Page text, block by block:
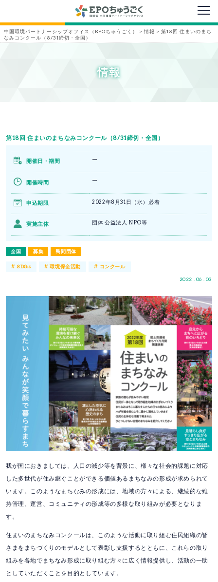
メニ
中国環境パートナーシップオフィス（EPOちゅうごく） > 情報 > 第18回 住まいのまち
なみコンクール（8/31締切・全国）
情報
第18回 住まいのまちなみコンクール（8/31締切・全国）
全国 募集 民間団体
2022 . 06 . 03
開催日・期間 ー
開催時間 ー
申込期限 2022年8月31日（水）必着
実施主体 団体 公益法人 NPO等
#SDGs #環境保全活動 # コンクール
我が国におきましては、人口の減少等を背景に、様々な社会的課題に対応
した多世代が住み継ぐことができる価値あるまちなみの形成が求められて
います。このようなまちなみの形成には、地域の方々による、継続的な維
持管理、運営、コミュニティの形成等の多様な取り組みが必要となりま
す。
住まいのまちなみコンクールは、このような活動に取り組む住民組織の皆
さまをまちづくりのモデルとして表彰し支援するとともに、これらの取り
組みを各地でまちなみ形成に取り組む方々に広く情報提供し、活動の一助
としていただくことを目的としています。